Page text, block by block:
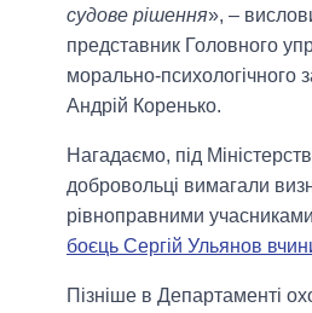
судове рішення», –
представник Головного
морально-психологічного
Андрій Коренько.
Нагадаємо, під
добровольці вимагали
рівноправними
боєць Сергій Ульянов
Пізніше в Департаменті